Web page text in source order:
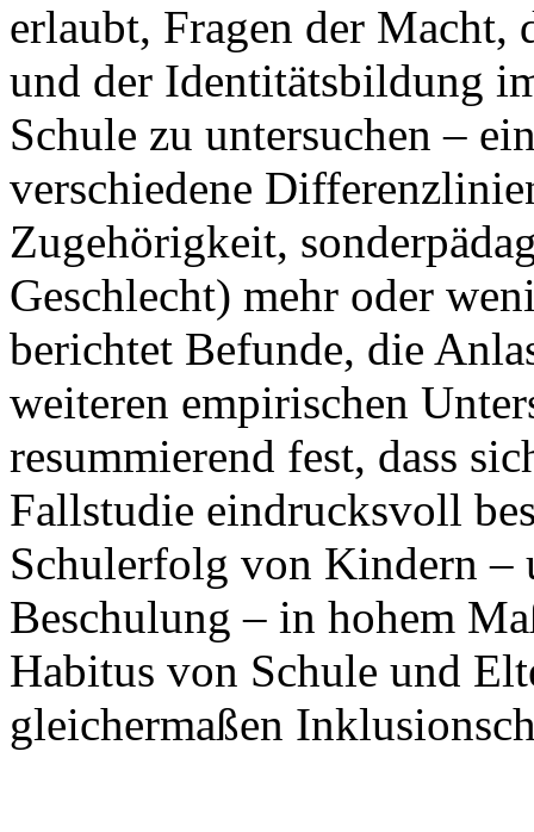
erlaubt, Fragen der Macht,
und der Identitätsbildung
Schule zu untersuchen –
verschiedene
Zugehörigkeit,
Geschlecht) mehr oder
berichtet Befunde, die
weiteren empirischen
resummierend fest, dass
Fallstudie eindrucksvoll
Schulerfolg von Kindern –
Beschulung – in hohem
Habitus von Schule und
gleichermaßen